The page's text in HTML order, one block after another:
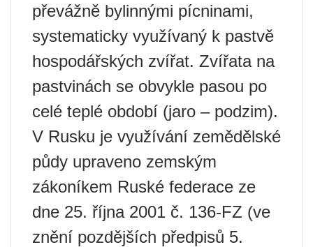
převážně bylinnými pícninami,
systematicky využívaný k pastvě
hospodářských zvířat. Zvířata na
pastvinách se obvykle pasou po
celé teplé období (jaro – podzim).
V Rusku je využívání zemědělské
půdy upraveno zemským
zákoníkem Ruské federace ze
dne 25. října 2001 č. 136-FZ (ve
znění pozdějších předpisů 5.